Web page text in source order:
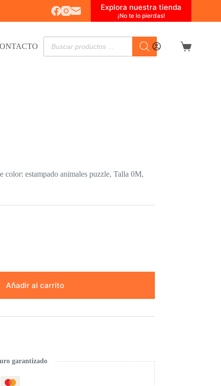
Explora nuestra tienda
¡No te lo pierdas!
Búsqueda
productos
Carro
color: estampado animales puzzle, Talla 0M,
Añadir al carrito
garantizado